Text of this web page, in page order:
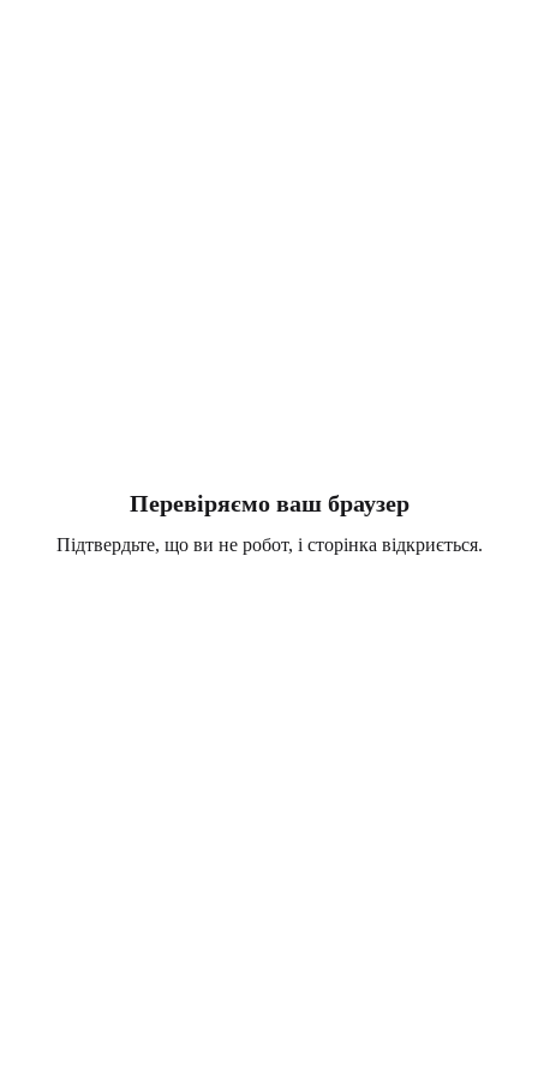
Перевіряємо ваш браузер
Підтвердьте, що ви не робот, і сторінка відкриється.